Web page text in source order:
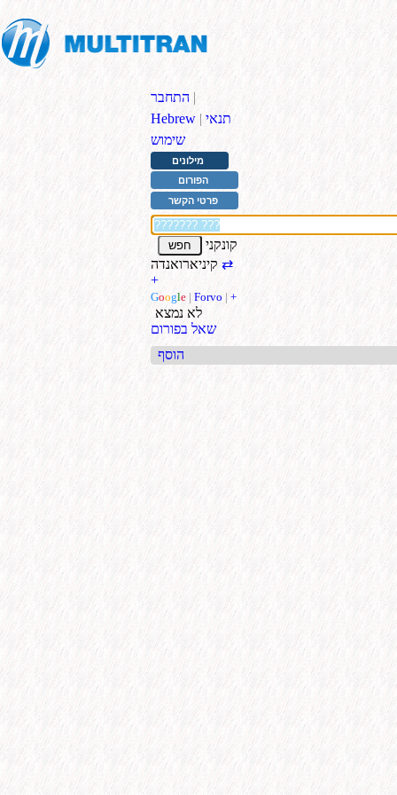
התחבר |
Hebrew | תנאי
שימוש
מילונים
הפורום
פרטי הקשר
קונקני
⇄ קיניארואנדה
+
Google | Forvo | +
לא נמצא
שאל בפורום
הוסף